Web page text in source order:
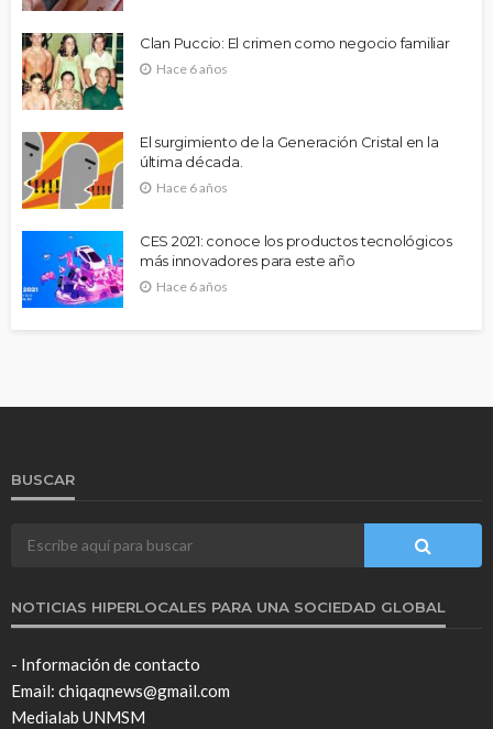
Clan Puccio: El crimen como negocio familiar
Hace 6 años
El surgimiento de la Generación Cristal en la
última década.
Hace 6 años
CES 2021: conoce los productos tecnológicos
más innovadores para este año
Hace 6 años
BUSCAR
NOTICIAS HIPERLOCALES PARA UNA SOCIEDAD GLOBAL
- Información de contacto
Email: chiqaqnews@gmail.com
Medialab UNMSM